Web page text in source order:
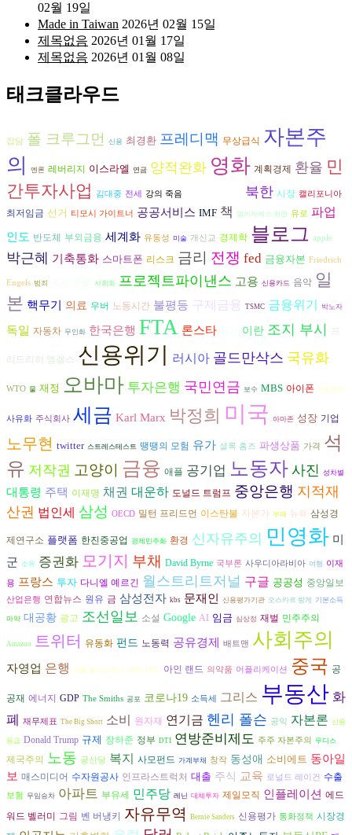
02월 19일
Made in Taiwan 2026년 02월 15일
제목없음 2026년 01월 17일
제목없음 2026년 01월 08일
태크클라우드
잡담 폴 크루그먼 신용 최경환 프레디맥 무상급식 자본주
의
엔론 레버리지 이스라엘 연금 양적완화 영화 계획경제 환율 민
간투자사업
김대중 전세 강의 죽음 북한 시장 캘리포니아
최저임금 선거 티모시 가이트너 공공서비스 IMF 책 엘리자베스 워렌 유로 파업
인도 반도체 부외금융 세계화 유동성 미술 개신교 경제학 블로그 apple
박근혜 기축통화 스마트폰 리스크 금리 전쟁 fed 금융자본 Friedrich
Engels 범죄 사회화 프로젝트파이낸스 고용 신용카드 음악 일
본 핵무기 의료 우버 노동시간 불평등 구제금융 TSMC 금융위기 박노자
독일 자동차 무인화 한국은행 FTA 론스타 이란 조지 부시 프
리드리히 엥겔스 신용위기 러시아 골드만삭스 국유화
WTO 물 재정 오바마 투자은행 국민연금 보수 MBS 아이폰 아일랜드
사유화 주식회사 세금 Karl Marx 박정희 미국 아마존 성장 기업
노무현 twitter 스트레스테스트 땡땡의 모험 유가 셜록 홈즈 파생상품 가격
석
유 저작권 고양이 금융 애플 공기업 노동자 사진 성차별
대통령 주택 이재명 채권 대운하 도널드 트럼프 중앙은행 지적재
산권 법인세 삼성 OECD 밀턴 프리드먼 이스탄불 자본가 부패 뉴욕 삼성경
제연구소 플랫폼 한진중공업 경제민주화 환경 신자유주의 민영화 미
군 소유 증권화 모기지 부채 David Byrne 국부론 사우디아라비아 여행 이재
용 프랑스 투자 다니엘 예르긴 월스트리트저널 구글 공공성 중앙일보
산업은행 연합뉴스 원유 금 삼성전자 kbs 문재인 신용평가기관 오스카르 랑게 기본소득
마약 대공황 광고 조선일보 소설 Google AI 임금 심상정 재벌 민주주의
Amazon 트위터 유동화 펀드 노동력 공유경제 배트맨 사회주의
자영업 은행 뒤를 돌아보면서:2000-1887 아인 랜드 의약품 어플리케이션 중국 공
공재 에너지 GDP The Smiths 공포 코로나19 소득세 그리스 부동산 화
폐
재무제표 The Big Short 소비 원자재 연기금 헨리 폴슨 공익 자본론 신용
등급 Donald Trump 규제 장하준 정부 DTI 연방준비제도 주주 자본주의 무디스
제국주의 노동 공산당 복지 사모펀드 가계부채 창작 동성애 소비에트 동아일
보 매스미디어 수자원공사 인프라스트럭처 대출 주식 교육 로널드 레이건 수출
보험 무임승차 아파트 부유세 민주당 레닌 대체투자 제일모직 인플레이션 에드
워드 벨러미 그림 벤 버냉키 자유무역 Bernie Sanders 신용평가 통화정책 시장경